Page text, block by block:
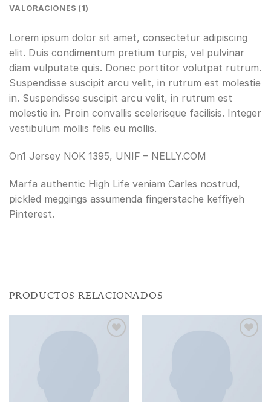
VALORACIONES (1)
Lorem ipsum dolor sit amet, consectetur adipiscing
elit. Duis condimentum pretium turpis, vel pulvinar
diam vulputate quis. Donec porttitor volutpat rutrum.
Suspendisse suscipit arcu velit, in rutrum est molestie
in. Suspendisse suscipit arcu velit, in rutrum est
molestie in. Proin convallis scelerisque facilisis. Integer
vestibulum mollis felis eu mollis.
On1 Jersey NOK 1395, UNIF – NELLY.COM
Marfa authentic High Life veniam Carles nostrud,
pickled meggings assumenda fingerstache keffiyeh
Pinterest.
PRODUCTOS RELACIONADOS